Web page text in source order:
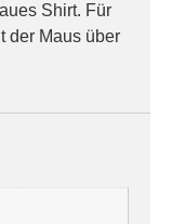
Shirt. Für
der Maus über